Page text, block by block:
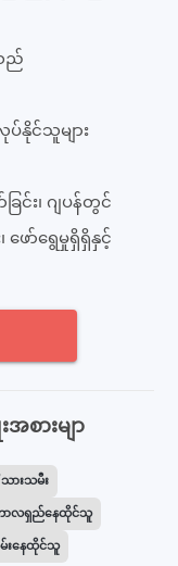
ည်
နိုင်သူများ
င်း၊ ဂျပန်တွင်
ော်ရွေမှုရှိရှိနှင့်
စားမျာ
ားသမီး
ာလရှည်နေထိုင်သူ
းနေထိုင်သူ